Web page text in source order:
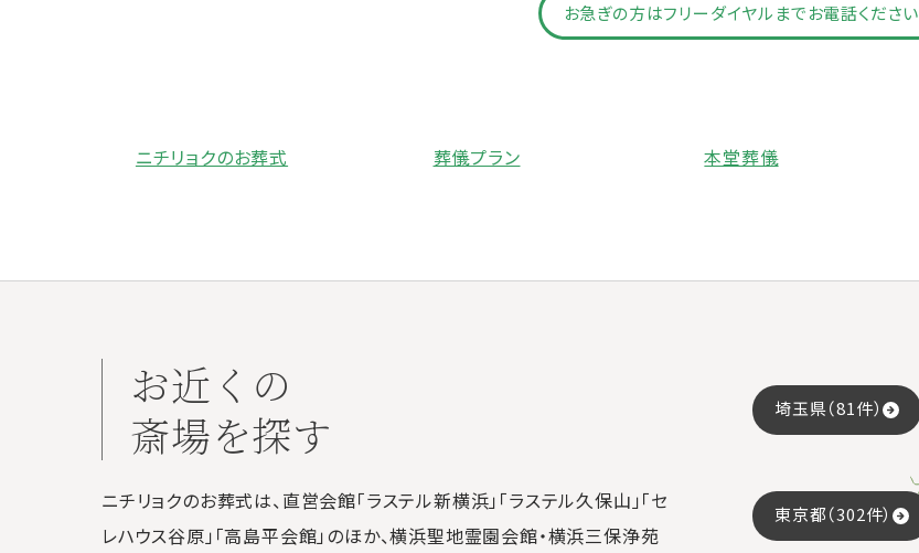
お急ぎの方はフリーダイヤルまでお電話ください
ニチリョクのお葬式 葬儀プラン 本堂葬儀
お近くの
斎場を探す
ニチリョクのお葬式は、直営会館「ラステル新横浜」「ラステル久保山」「セ
レハウス谷原」「高島平会館」のほか、横浜聖地霊園会館・横浜三保浄苑
埼玉県（81件）
東京都（302件）